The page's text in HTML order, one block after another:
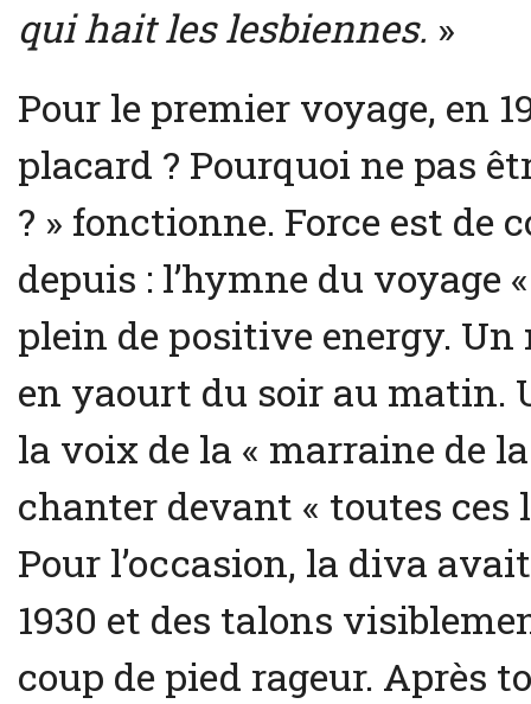
qui hait les lesbiennes. »
Pour le premier voyage, en
placard ? Pourquoi ne pas
? » fonctionne. Force est de
depuis : l’hymne du voyage
plein de positive energy.
en yaourt du soir au matin.
la voix de la « marraine de
chanter devant « toutes ces
Pour l’occasion, la diva
1930 et des talons
coup de pied rageur. Après